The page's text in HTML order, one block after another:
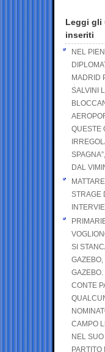
Leggi gli
inseriti
NEL
MADRID
SALVINI
QUESTE
DAL
STRAGE
SI
GAZEBO,
CONTE
CAMPO
NEL